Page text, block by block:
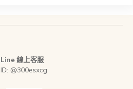
Line 線上客服
ID: @300esxcg